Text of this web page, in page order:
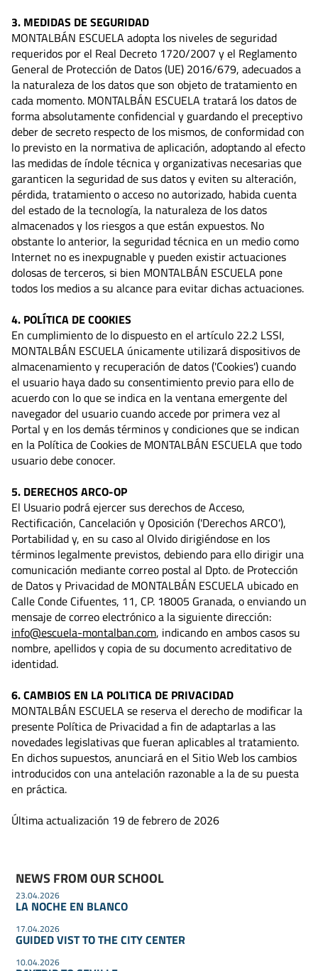
3. MEDIDAS DE SEGURIDAD
MONTALBÁN ESCUELA adopta los niveles de seguridad
requeridos por el Real Decreto 1720/2007 y el Reglamento
General de Protección de Datos (UE) 2016/679, adecuados a
la naturaleza de los datos que son objeto de tratamiento en
cada momento. MONTALBÁN ESCUELA tratará los datos de
forma absolutamente confidencial y guardando el preceptivo
deber de secreto respecto de los mismos, de conformidad con
lo previsto en la normativa de aplicación, adoptando al efecto
las medidas de índole técnica y organizativas necesarias que
garanticen la seguridad de sus datos y eviten su alteración,
pérdida, tratamiento o acceso no autorizado, habida cuenta
del estado de la tecnología, la naturaleza de los datos
almacenados y los riesgos a que están expuestos. No
obstante lo anterior, la seguridad técnica en un medio como
Internet no es inexpugnable y pueden existir actuaciones
dolosas de terceros, si bien MONTALBÁN ESCUELA pone
todos los medios a su alcance para evitar dichas actuaciones.
4. POLÍTICA DE COOKIES
En cumplimiento de lo dispuesto en el artículo 22.2 LSSI,
MONTALBÁN ESCUELA únicamente utilizará dispositivos de
almacenamiento y recuperación de datos ('Cookies') cuando
el usuario haya dado su consentimiento previo para ello de
acuerdo con lo que se indica en la ventana emergente del
navegador del usuario cuando accede por primera vez al
Portal y en los demás términos y condiciones que se indican
en la Política de Cookies de MONTALBÁN ESCUELA que todo
usuario debe conocer.
5. DERECHOS ARCO-OP
El Usuario podrá ejercer sus derechos de Acceso,
Rectificación, Cancelación y Oposición ('Derechos ARCO'),
Portabilidad y, en su caso al Olvido dirigiéndose en los
términos legalmente previstos, debiendo para ello dirigir una
comunicación mediante correo postal al Dpto. de Protección
de Datos y Privacidad de MONTALBÁN ESCUELA ubicado en
Calle Conde Cifuentes, 11, CP. 18005 Granada, o enviando un
mensaje de correo electrónico a la siguiente dirección:
info@escuela-montalban.com, indicando en ambos casos su
nombre, apellidos y copia de su documento acreditativo de
identidad.
6. CAMBIOS EN LA POLITICA DE PRIVACIDAD
MONTALBÁN ESCUELA se reserva el derecho de modificar la
presente Política de Privacidad a fin de adaptarlas a las
novedades legislativas que fueran aplicables al tratamiento.
En dichos supuestos, anunciará en el Sitio Web los cambios
introducidos con una antelación razonable a la de su puesta
en práctica.
Última actualización 19 de febrero de 2026
NEWS FROM OUR SCHOOL
23.04.2026
LA NOCHE EN BLANCO
17.04.2026
GUIDED VIST TO THE CITY CENTER
10.04.2026